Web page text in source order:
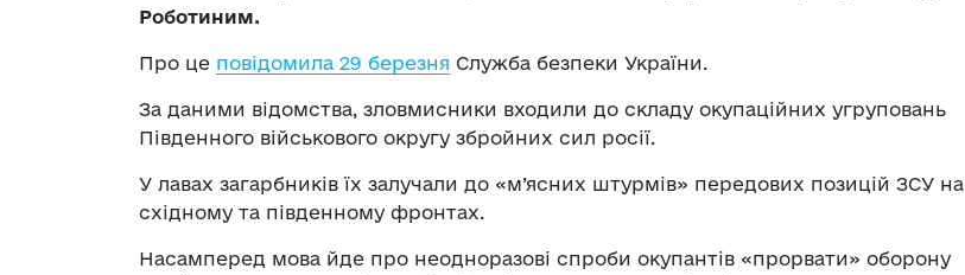
Роботиним.
Про це повідомила 29 березня Служба безпеки України.
За даними відомства, зловмисники входили до складу окупаційних угруповань
Південного військового округу збройних сил росії.
У лавах загарбників їх залучали до «м’ясних штурмів» передових позицій ЗСУ на
східному та південному фронтах.
Насамперед мова йде про неодноразові спроби окупантів «прорвати» оборону